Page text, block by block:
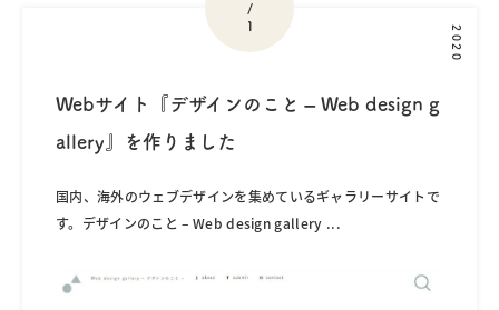
/
1
2020
Webサイト『デザインのこと – Web design g
allery』を作りました
国内、海外のウェブデザインを集めているギャラリーサイトで
す。デザインのこと – Web design gallery ...